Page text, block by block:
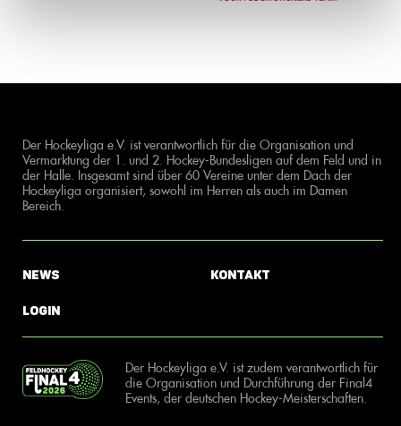
Der Hockeyliga e.V. ist verantwortlich für die Organisation und
Vermarktung der 1. und 2. Hockey-Bundesligen auf dem Feld und in
der Halle. Insgesamt sind über 60 Vereine unter dem Dach der
Hockeyliga organisiert, sowohl im Herren als auch im Damen
Bereich.
News
Login
Kontakt
Der Hockeyliga e.V. ist zudem verantwortlich für
die Organisation und Durchführung der Final4
Events, der deutschen Hockey-Meisterschaften.